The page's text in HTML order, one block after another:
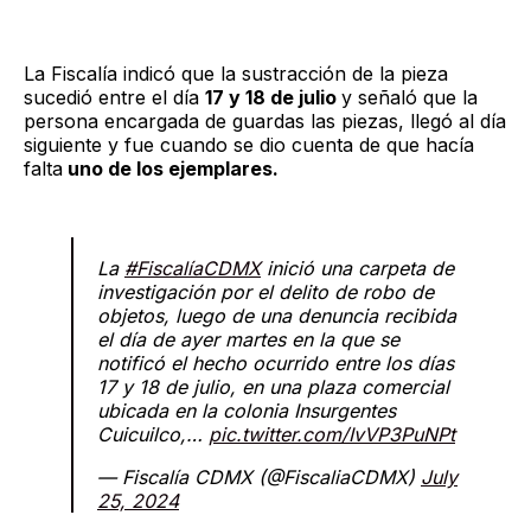
La Fiscalía indicó que la sustracción de la pieza
sucedió entre el día 17 y 18 de julio y señaló que la
persona encargada de guardas las piezas, llegó al día
siguiente y fue cuando se dio cuenta de que hacía
falta uno de los ejemplares.
La #FiscalíaCDMXinició una carpeta de
investigación por el delito de robo de
objetos, luego de una denuncia recibida
el día de ayer martes en la que se
notificó el hecho ocurrido entre los días
17 y 18 de julio, en una plaza comercial
ubicada en la colonia Insurgentes
Cuicuilco,… pic.twitter.com/IvVP3PuNPt
— Fiscalía CDMX (@FiscaliaCDMX) July
25, 2024